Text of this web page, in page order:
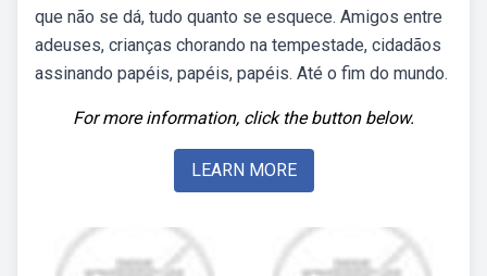
que não se dá, tudo quanto se esquece. Amigos entre
adeuses, crianças chorando na tempestade, cidadãos
assinando papéis, papéis, papéis. Até o fim do mundo.
For more information, click the button below.
LEARN MORE